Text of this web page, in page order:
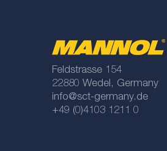
Feldstrasse 154
22880 Wedel, Germany
info@sct-germany.de
+49 (0)4103 1211 0